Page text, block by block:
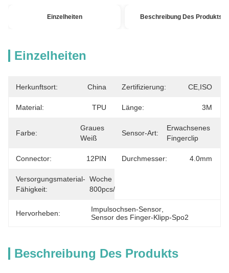
Einzelheiten Beschreibung Des Produkts
Einzelheiten
Herkunftsort: China Zertifizierung: CE,ISO
Material: TPU Länge: 3M
Farbe:
Graues
Weiß
Sensor-Art:
Erwachsenes
Fingerclip
Connector: 12PIN Durchmesser: 4.0mm
Versorgungsmaterial-
Fähigkeit:
Woche
800pcs/
Hervorheben: Impulsochsen-Sensor
Sensor des Finger-Klipp-Spo2
Beschreibung Des Produkts